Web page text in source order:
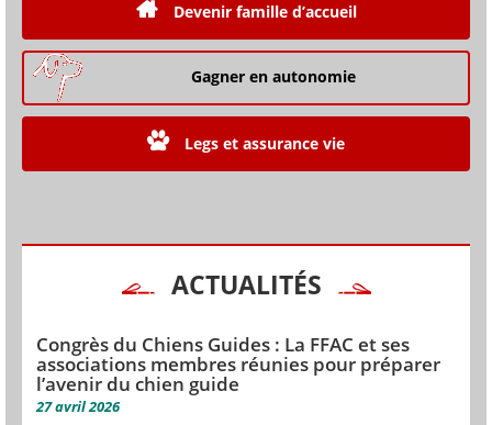
Devenir famille d’accueil
Gagner en autonomie
Legs et assurance vie
ACTUALITÉS
Congrès du Chiens Guides : La FFAC et ses
associations membres réunies pour préparer
l’avenir du chien guide
27 avril 2026